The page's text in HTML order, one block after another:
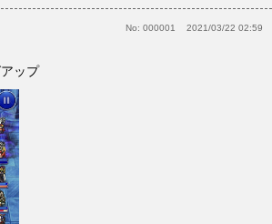
No: 000001 2021/03/22 02:59
ップ